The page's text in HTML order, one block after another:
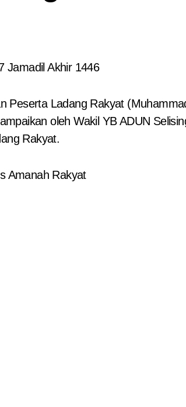
Jamadil Akhir 1446
Peserta Ladang Rakyat
oleh Wakil YB ADUN
Rakyat.
Amanah Rakyat